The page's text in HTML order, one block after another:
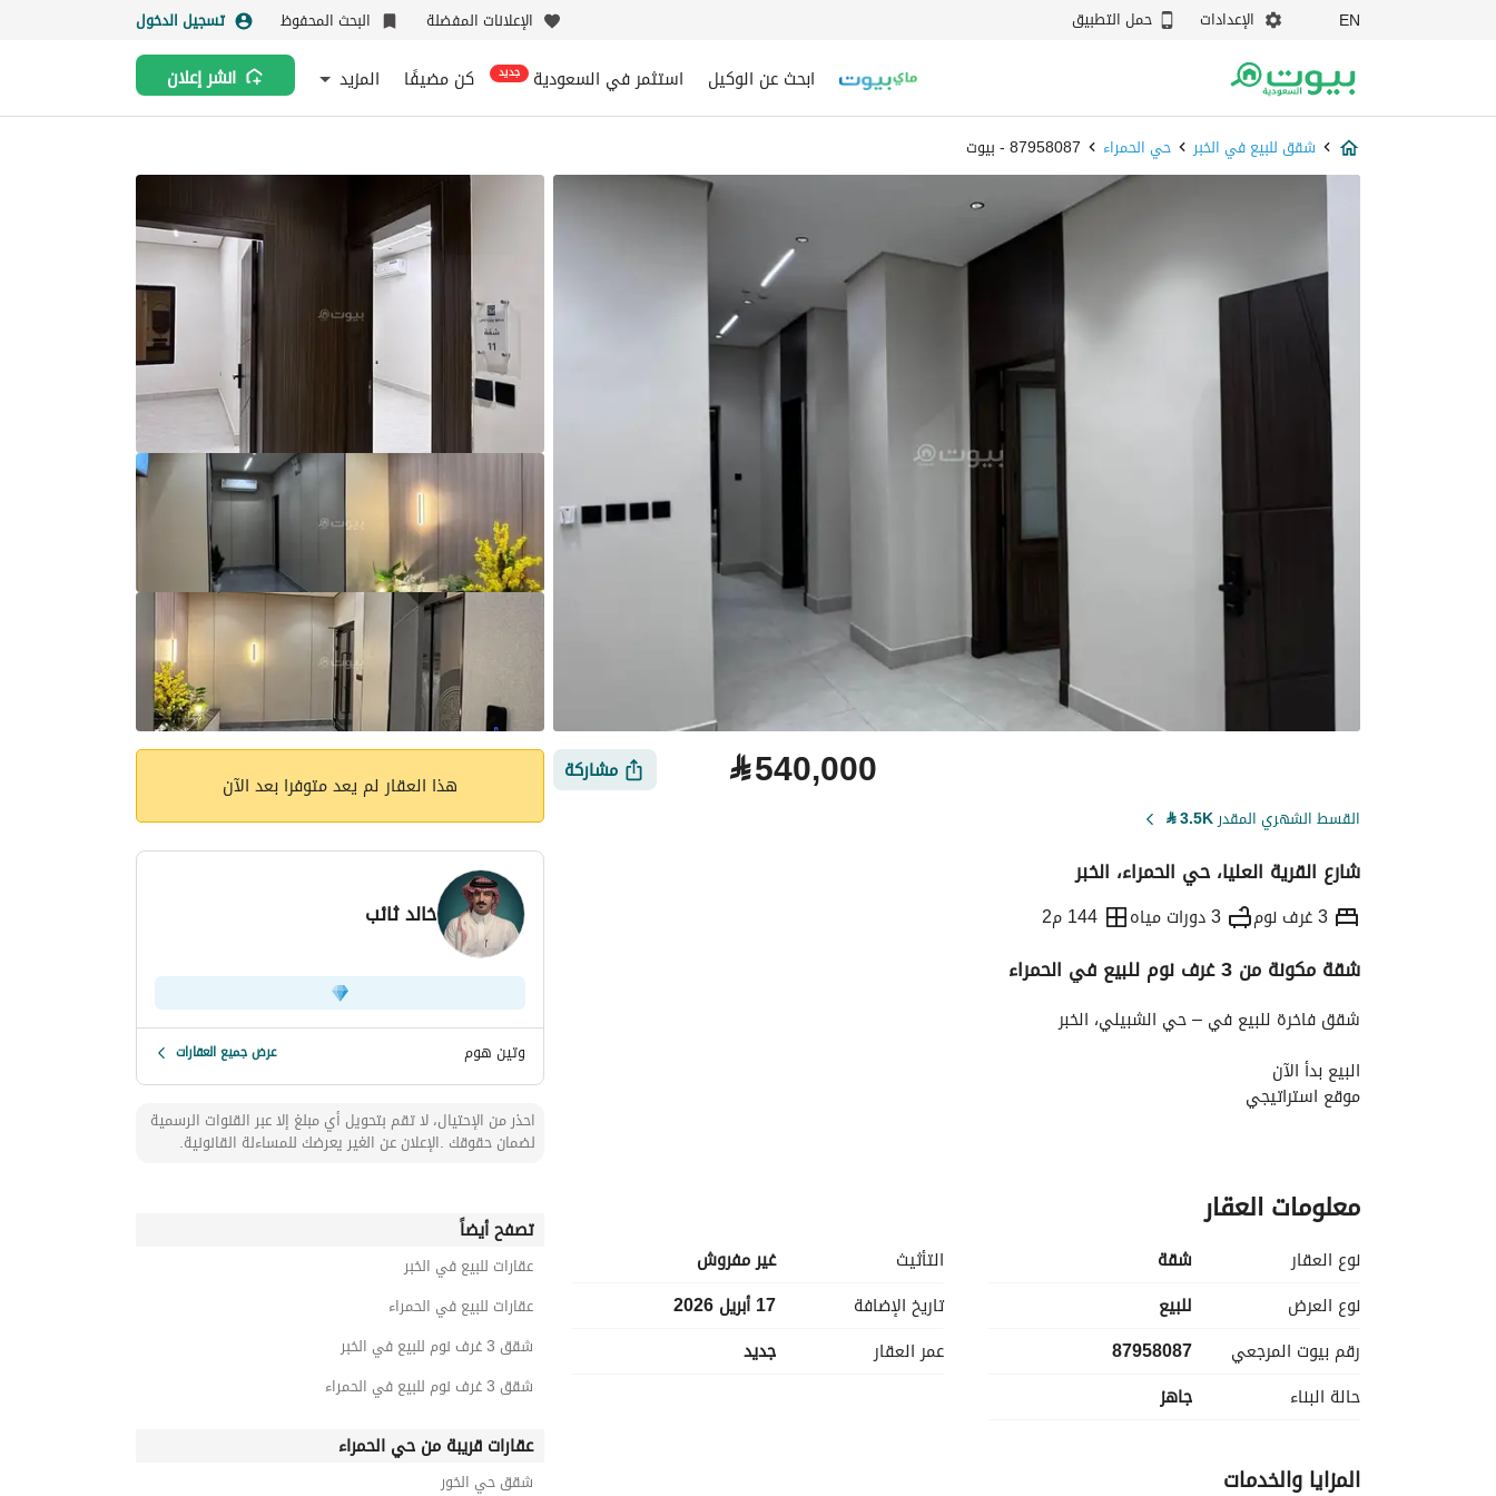
EN الإعدادات حمل التطبيق الإعلانات المفضلة البحث المحفوظ تسجيل الدخول
ابحث عن الوكيل استثمر في السعودية جديد كن مضيفًا المزيد انشر إعلان
شقق للبيع في الخبر حي الحمراء 87958087 - بيوت
⃁540,000 مشاركة
القسط الشهري المقدر3.5K
⃁
شارع القرية العليا، حي الحمراء، الخبر
3 غرف نوم 3 دورات مياه 144 م2
معلومات ترخيص الإعلان
شقة مكونة من 3 غرف نوم للبيع في الحمراء
شقق فاخرة للبيع في – حي الشبيلي، الخبر
البيع بدأ الآن
موقع استراتيجي
المواصفات:
مدخل خاص للمجلس مع دورة مياه
مقلط صالة طعام مشتركة نساء رجال
صالة رحبة + مطبخ مفصل راقٍ بتصميم مفتوح او مغلق
معلومات العقار
نوع العقار
شقة
نوع العرض
للبيع
رقم بيوت المرجعي
87958087
حالة البناء
جاهز
التأثيث
غير مفروش
تاريخ الإضافة
17 أبريل 2026
عمر العقار
جديد
المزايا والخدمات
هذا العقار لم يعد متوفرا بعد الآن
خالد ثائب
وتين هوم عرض جميع العقارات
احذر من الإحتيال، لا تقم بتحويل أي مبلغ إلا عبر القنوات الرسمية
لضمان حقوقك .الإعلان عن الغير يعرضك للمساءلة القانونية.
تصفح أيضاً
عقارات للبيع في الخبر
عقارات للبيع في الحمراء
شقق 3 غرف نوم للبيع في الخبر
شقق 3 غرف نوم للبيع في الحمراء
عقارات قريبة من حي الحمراء
شقق حي الخور